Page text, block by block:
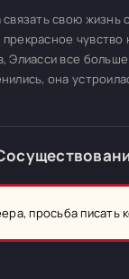
свою жизнь
все
она
просьба